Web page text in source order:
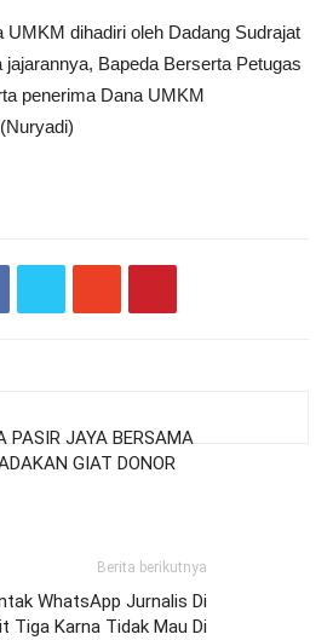
UMKM dihadiri oleh Dadang Sudrajat
Bapeda Berserta Petugas
penerima Dana UMKM
PASIR JAYA BERSAMA
GIAT DONOR
Berita berikutnya
WhatsApp Jurnalis Di
Tiga Karna Tidak Mau Di